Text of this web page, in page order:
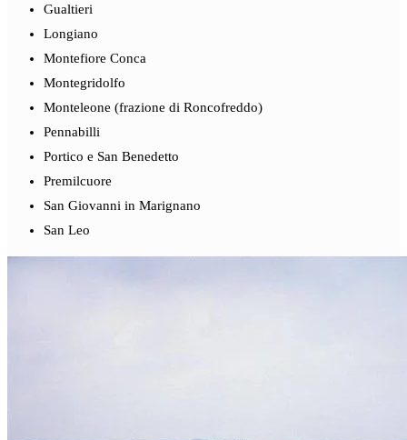
Gualtieri
Longiano
Montefiore Conca
Montegridolfo
Monteleone (frazione di Roncofreddo)
Pennabilli
Portico e San Benedetto
Premilcuore
San Giovanni in Marignano
San Leo